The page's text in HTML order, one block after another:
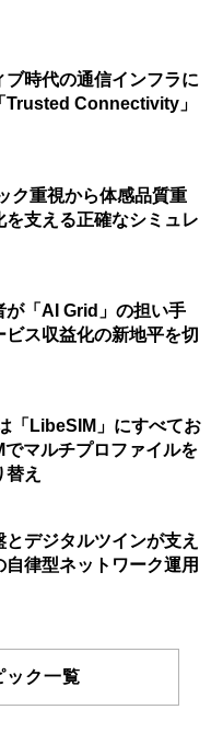
ブ時代の通信インフラに
Trusted Connectivity」
ク重視から体感品質重
支える正確なシミュレ
が「AI Grid」の担い手
ス収益化の新地平を切
「LibeSIM」にすべてお
マルチプロファイルを
え
とデジタルツインが支え
自律型ネットワーク運用
ック一覧